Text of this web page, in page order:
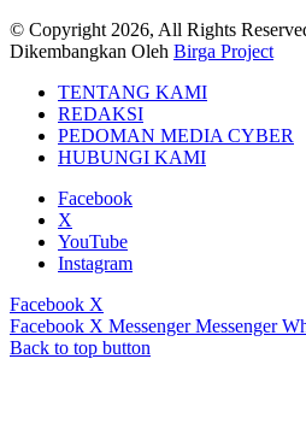
© Copyright 2026, All Rights
Dikembangkan Oleh Birga Project
TENTANG KAMI
REDAKSI
PEDOMAN MEDIA CYBER
HUBUNGI KAMI
Facebook
X
YouTube
Instagram
Facebook X
Facebook X Messenger Messenger
Back to top button